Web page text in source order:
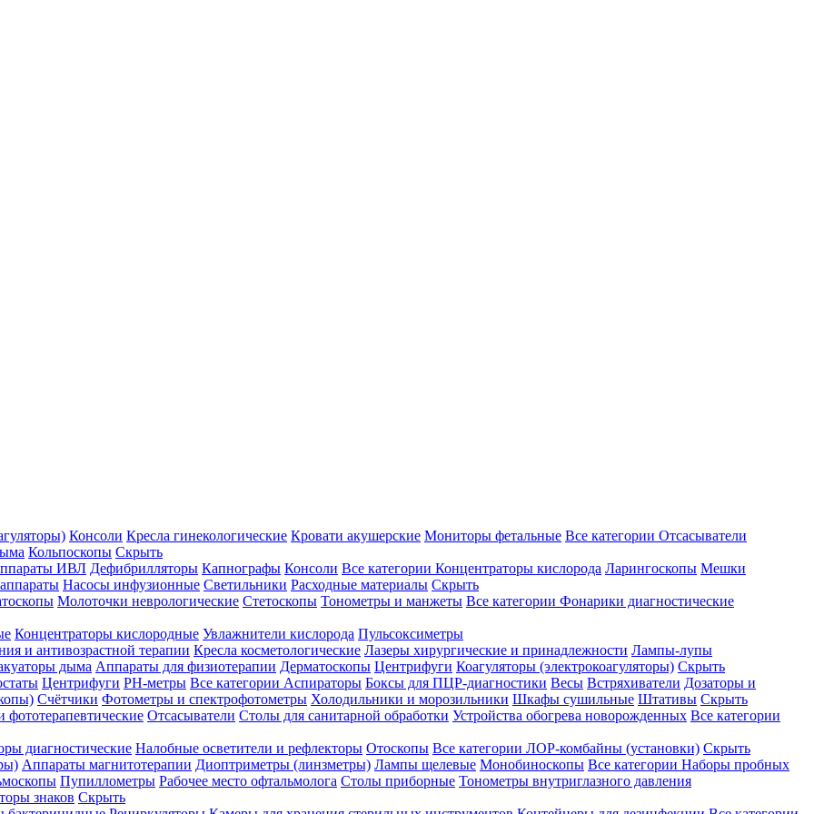
Консоли Кресла гинекологические Кровати акушерские Мониторы фетальные Все категории Отсасыватели
Кольпоскопы Скрыть
ИВЛ Дефибрилляторы Капнографы Консоли Все категории Концентраторы кислорода Ларингоскопы Мешки
Насосы инфузионные Светильники Расходные материалы Скрыть
Молоточки неврологические Стетоскопы Тонометры и манжеты Все категории Фонарики диагностические
Концентраторы кислородные Увлажнители кислорода Пульсоксиметры
и антивозрастной терапии Кресла косметологические Лазеры хирургические и принадлежности Лампы-лупы
дыма Аппараты для физиотерапии Дерматоскопы Центрифуги Коагуляторы (электрокоагуляторы) Скрыть
Центрифуги PH-метры Все категории Аспираторы Боксы для ПЦР-диагностики Весы Встряхиватели Дозаторы и
Счётчики Фотометры и спектрофотометры Холодильники и морозильники Шкафы сушильные Штативы Скрыть
фототерапевтические Отсасыватели Столы для санитарной обработки Устройства обогрева новорожденных Все категории
диагностические Налобные осветители и рефлекторы Отоскопы Все категории ЛОР-комбайны (установки) Скрыть
Аппараты магнитотерапии Диоптриметры (линзметры) Лампы щелевые Монобиноскопы Все категории Наборы пробных
Пупиллометры Рабочее место офтальмолога Столы приборные Тонометры внутриглазного давления
знаков Скрыть